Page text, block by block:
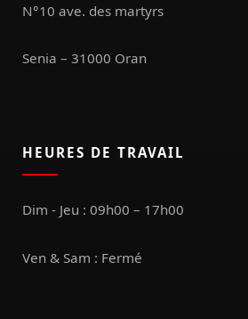
N°10 ave. des martyrs
Senia – 31000 Oran
HEURES DE TRAVAIL
Dim - Jeu : 09h00 – 17h00
Ven & Sam : Fermé